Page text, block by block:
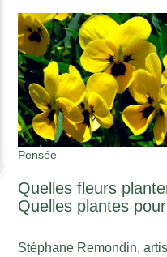
Pensée
Quelles fleurs
Quelles plantes
Stéphane Remondin,